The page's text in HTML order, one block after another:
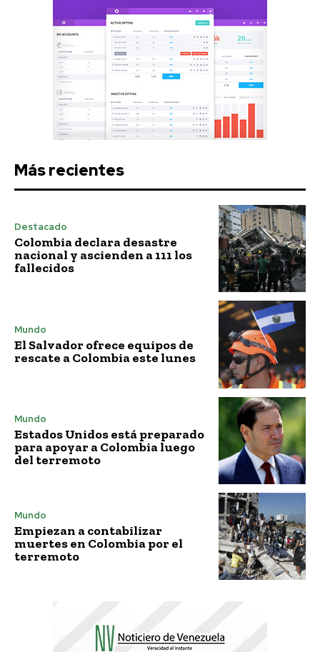
Más recientes
Destacado
Colombia declara desastre
nacional y ascienden a 111 los
fallecidos
Mundo
El Salvador ofrece equipos de
rescate a Colombia este lunes
Mundo
Estados Unidos está preparado
para apoyar a Colombia luego
del terremoto
Mundo
Empiezan a contabilizar
muertes en Colombia por el
terremoto